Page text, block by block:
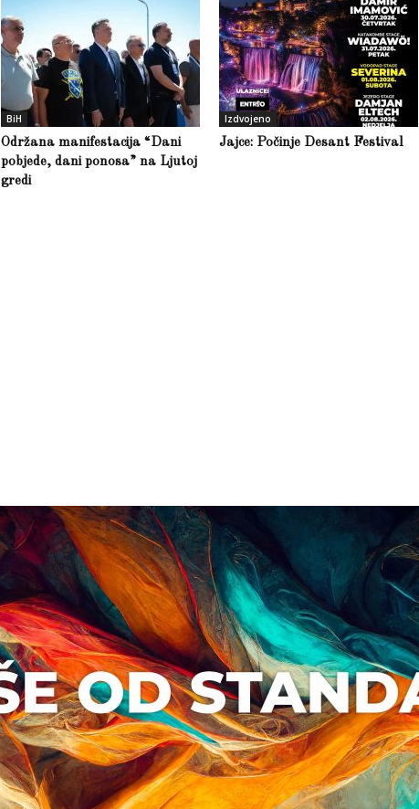
BiH
Održana manifestacija “Dani
pobjede, dani ponosa” na Ljutoj
gredi
Izdvojeno
Jajce: Počinje Desant Festival